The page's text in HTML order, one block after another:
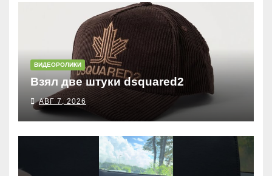
ВИДЕОРОЛИКИ
Взял две штуки dsquared2
АВГ 7, 2026